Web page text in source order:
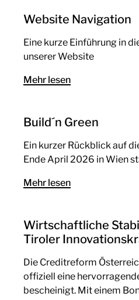
Website Navigation
Eine kurze Einführung in
unserer Website
Mehr lesen
Build´n Green
Ein kurzer Rückblick auf
Ende April 2026 in Wien
Mehr lesen
Wirtschaftliche
Tiroler
Die Creditreform
offiziell eine
bescheinigt. Mit einem